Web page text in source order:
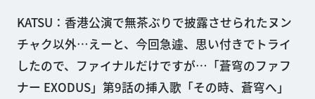
KATSU：香港公演で無茶ぶりで披露させられたヌン
チャク以外…えーと、今回急遽、思い付きでトライ
したので、ファイナルだけですが…「蒼穹のファフ
ナー EXODUS」第9話の挿入歌「その時、蒼穹へ」